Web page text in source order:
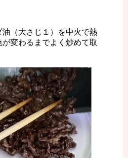
（大さじ１）を中火で熱
変わるまでよく炒めて取